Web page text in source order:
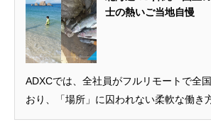
士の熱いご当地自慢
ADXCでは、全社員がフルリモートで全
おり、「場所」に囚われない柔軟な働き